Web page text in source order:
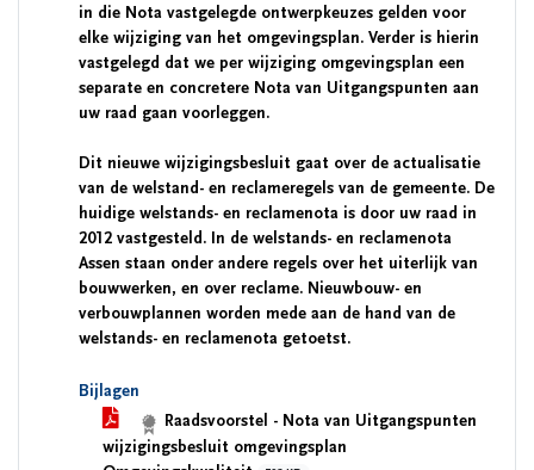
in die Nota vastgelegde ontwerpkeuzes gelden voor
elke wijziging van het omgevingsplan. Verder is hierin
vastgelegd dat we per wijziging omgevingsplan een
separate en concretere Nota van Uitgangspunten aan
uw raad gaan voorleggen.
Dit nieuwe wijzigingsbesluit gaat over de actualisatie
van de welstand- en reclameregels van de gemeente. De
huidige welstands- en reclamenota is door uw raad in
2012 vastgesteld. In de welstands- en reclamenota
Assen staan onder andere regels over het uiterlijk van
bouwwerken, en over reclame. Nieuwbouw- en
verbouwplannen worden mede aan de hand van de
welstands- en reclamenota getoetst.
Bijlagen
Raadsvoorstel - Nota van Uitgangspunten
wijzigingsbesluit omgevingsplan